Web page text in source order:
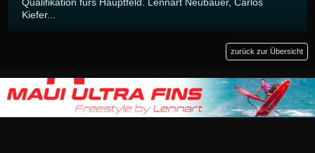
Kiefer...
zurück zur Übersicht